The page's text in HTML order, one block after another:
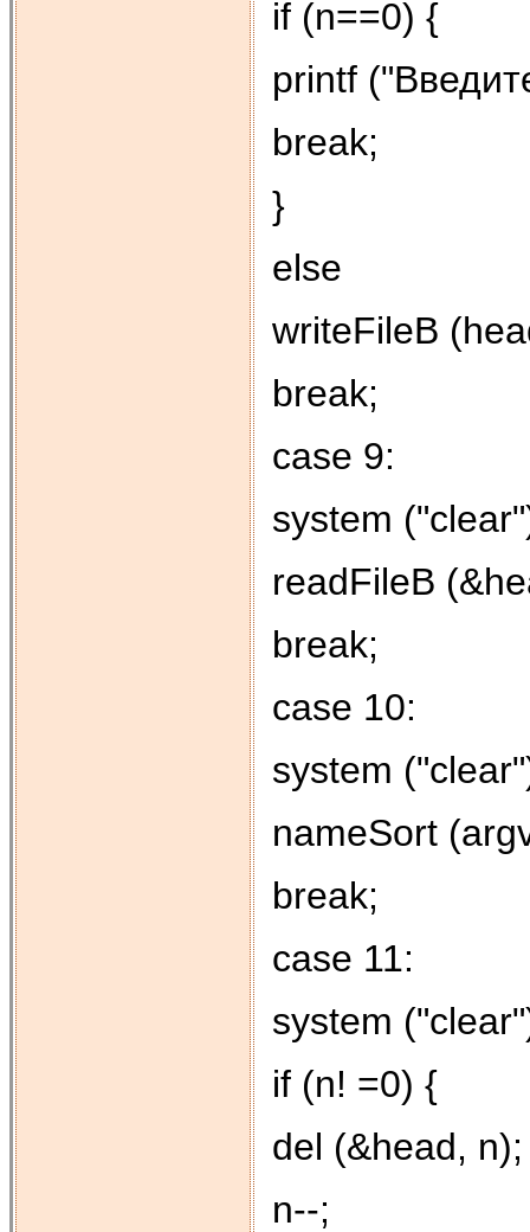
if (n==0) {
printf
break;
}
else
writeFileB
break;
case 9:
system
readFileB
break;
case 10:
system
nameSort
break;
case 11:
system
if (n! =0) {
del (&head, n);
n--;